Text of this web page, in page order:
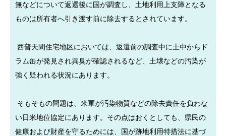
無などについて返還後に国が調査し、土地利用上支障となる
ものは所有者へ引き渡す前に除去するとされています。
西普天間住宅地区においては、返還前の調査中に土中からド
ラム缶が発見され異臭が確認されるなど、土壌などの汚染が
強く疑われる状況にあります。
そもそもの問題は、米軍が汚染物質などの除去責任を負わな
い日米地位協定にあります。その点はおくとしても、県民の
健康および財産を守るためには、国が跡地利用特措法に基づ